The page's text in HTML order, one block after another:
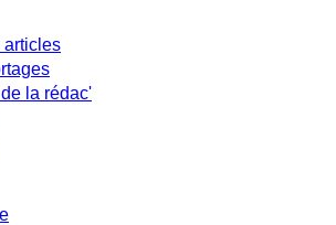
articles
la rédac'